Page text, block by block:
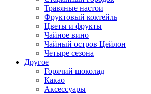
Травяные настои
Фруктовый коктейль
Цветы и фрукты
Чайное вино
Чайный остров Цейлон
Четыре сезона
Другое
Горячий шоколад
Какао
Аксессуары